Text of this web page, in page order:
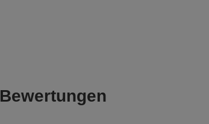
Bewertungen